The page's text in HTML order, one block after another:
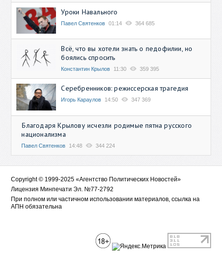
Уроки Навального
Павел Святенков 01:14 364 685
Всё, что вы хотели знать о педофилии, но
боялись спросить
Константин Крылов 11:30 359 395
Серебренников: режиссерская трагедия
Игорь Караулов 14:50 347 369
Благодаря Крылову исчезли родимые пятна русского
национализма
Павел Святенков 14:48 344 224
Copyright © 1999-2025 «Агентство Политических Новостей»
Лицензия Минпечати Эл. №77-2792
При полном или частичном использовании материалов, ссылка на
АПН обязательна